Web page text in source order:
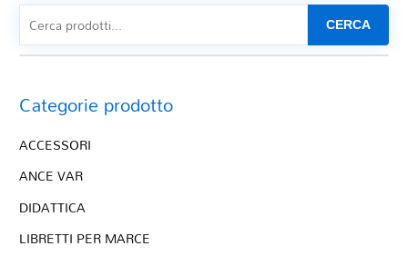
CERCA
Categorie prodotto
ACCESSORI
ANCE VAR
DIDATTICA
LIBRETTI PER MARCE